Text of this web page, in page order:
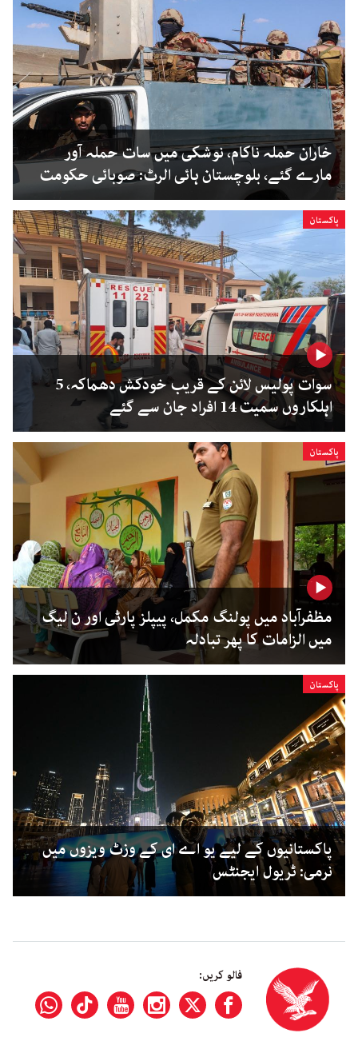
خاران حملہ ناکام، نوشکی میں سات حملہ آور
مارے گئے، بلوچستان ہائی الرٹ: صوبائی حکومت
پاکستان
سوات پولیس لائن کے قریب خودکش دھماکہ، 5
اہلکاروں سمیت 14 افراد جان سے گئے
پاکستان
مظفرآباد میں پولنگ مکمل، پیپلز پارٹی اور ن لیگ
میں الزامات کا پھر تبادلہ
پاکستان
پاکستانیوں کے لیے یو اے ای کے وزٹ ویزوں میں
نرمی: ٹریول ایجنٹس
فالو کریں: